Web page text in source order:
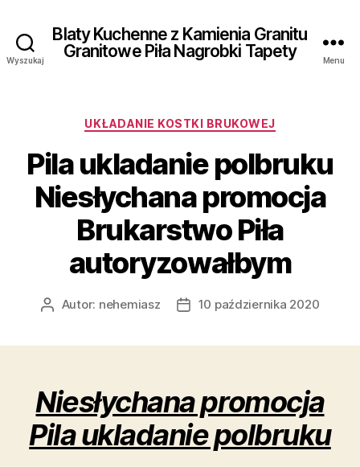
Wyszukaj
Blaty Kuchenne z Kamienia Granitu
Granitowe Piła Nagrobki Tapety
Menu
Kategorie
UKŁADANIE KOSTKI BRUKOWEJ
Pila ukladanie polbruku
Niesłychana promocja
Brukarstwo Piła
autoryzowałbym
AutorAutor: nehemiasz
Data10 października 2020
Niesłychana promocja
Pila ukladanie polbruku